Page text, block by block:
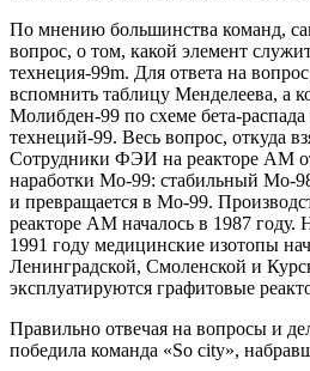
По мнению большинства команд,
вопрос, о том, какой элемент
технеция-99m. Для ответа на
вспомнить таблицу Менделеева, а
Молибден-99 по схеме бета-распада
технеций-99. Весь вопрос, откуда
Сотрудники ФЭИ на реакторе АМ
наработки Мо-99: стабильный Мо-
и превращается в Мо-99.
реакторе АМ началось в 1987 году.
1991 году медицинские изотопы
Ленинградской, Смоленской и
эксплуатируются графитовые
Правильно отвечая на вопросы и
победила команда «So city»,